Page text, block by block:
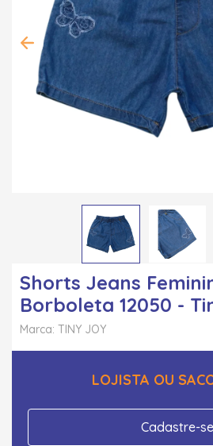
Shorts Jeans
Borboleta 12050 -
Marca: TINY JOY
LOJISTA OU
Cadastre-se